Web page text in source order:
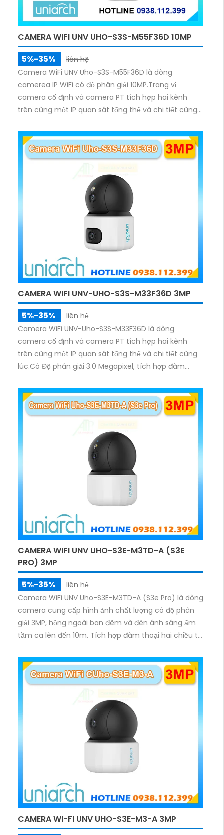
CAMERA WIFI UNV UHO-S3S-M55F36D 10MP
5%-35%
liên hệ
Camera WiFi UNV Uho-S3S-M55F36D là dòng
camerea IP WiFi có độ phân giải 10MP.Trang vị
camera cố định và camera PT tích hợp hai kênh
trên cùng một IP quan sát tổng thể và chi tiết cùng
ánh sáng. Kết hợp hồng ngoại và đèn ấm cho hình
ảnh có màu trong nhiều điều kiện khác nhau trong
phạm vi 3m.
CAMERA WIFI UNV-UHO-S3S-M33F36D 3MP
5%-35%
liên hệ
Camera WiFi UNV-Uho-S3S-M33F36D là dòng
camera cố định và camera PT tích hợp hai kênh
trên cùng một IP quan sát tổng thể và chi tiết cùng
lúc.Có Độ phân giải 3.0 Megapixel, tích hợp đàm
sáng ấm lên đến 10m.
CAMERA WIFI UNV UHO-S3E-M3TD-A (S3E
PRO) 3MP
5%-35%
liên hệ
Camera WiFi UNV Uho-S3E-M3TD-A (S3e Pro) là dòng
camera cung cấp hình ảnh chất lượng có độ phân
giải 3MP, hồng ngoài ban đêm và đèn ánh sáng ấm
tầm ca lên đến 10m. Tích hợp đàm thoại hai chiều to
CAMERA WI-FI UNV UHO-S3E-M3-A 3MP